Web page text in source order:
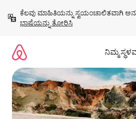
ಹೋಗಿ
ಕೆಲವು ಮಾಹಿತಿಯನ್ನು ಸ್ವಯಂಚಾಲಿತವಾಗಿ
ಭಾಷೆಯನ್ನು ತೋರಿಸಿ
ನಿಮ್ಮ